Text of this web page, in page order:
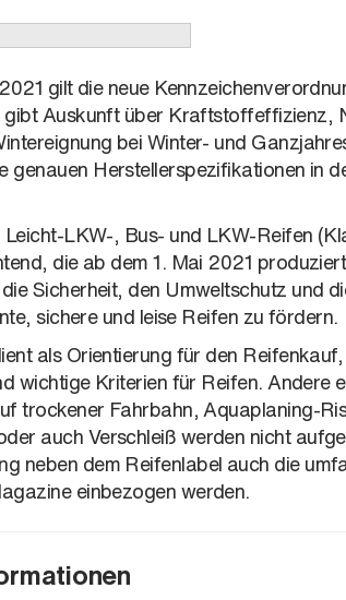
gilt die neue
gibt Auskunft über Kraftstoffeffizienz,
bei Winter- und
genauen Herstellerspezifikationen in
LKW-, Bus- und LKW-Reifen
die ab dem 1. Mai 2021
Sicherheit, den Umweltschutz und
sichere und leise Reifen zu fördern.
als Orientierung für den
wichtige Kriterien für Reifen. Andere
trockener Fahrbahn, Aquaplaning-
auch Verschleiß werden nicht
neben dem Reifenlabel auch die
einbezogen werden.